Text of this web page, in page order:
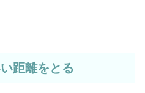
距離をとる